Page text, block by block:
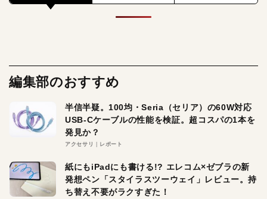
編集部のおすすめ
半信半疑。100均・Seria（セリア）の60W対応
USB-Cケーブルの性能を検証。超コスパの1本を
発見か？
アクセサリ レポート
紙にもiPadにも書ける!? エレコム×ゼブラの新
発想ペン「スタイラスツーウェイ」レビュー。持
ち替え不要がラクすぎた！